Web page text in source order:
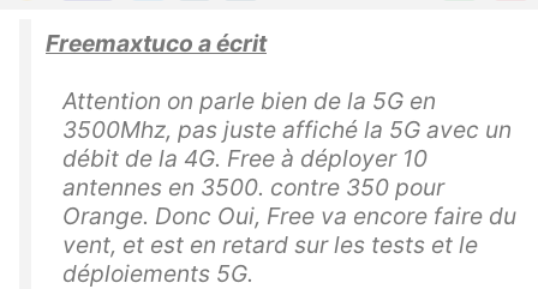
Freemaxtuco a écrit
Attention on parle bien de la 5G en
3500Mhz, pas juste affiché la 5G avec un
débit de la 4G. Free à déployer 10
antennes en 3500. contre 350 pour
Orange. Donc Oui, Free va encore faire du
vent, et est en retard sur les tests et le
déploiements 5G.